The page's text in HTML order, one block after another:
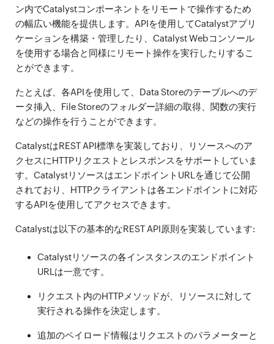
ン内でCatalystコンポーネントをリモートで操作するため
の幅広い機能を提供します。APIを使用してCatalystアプリ
ケーションを構築・管理したり、Catalyst Webコンソール
を使用する場合と同様にリモート操作を実行したりするこ
とができます。
たとえば、各APIを使用して、Data Storeのテーブルへのデ
ータ挿入、File Storeのフォルダー詳細の取得、関数の実行
などの操作を行うことができます。
CatalystはREST API標準を実装しており、リソースへのア
クセスにHTTPリクエストとレスポンスをサポートしていま
す。CatalystリソースはエンドポイントURLを通じて公開
されており、HTTPクライアントは各エンドポイントに対応
するAPIを使用してアクセスできます。
Catalystは以下の基本的なREST API原則を実装しています:
Catalystリソースの各インスタンスのエンドポイント
URLは一意です。
リクエスト内のHTTPメソッドが、リソースに対して
実行される操作を決定します。
追加のペイロード情報はリクエストのパラメーターと